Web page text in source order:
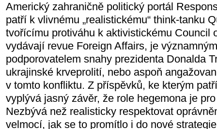
Americký zahraničně politický portál
patří k vlivnému „realistickému“ think-tanku
tvořícímu protiváhu k aktivistickému Council
vydávají revue Foreign Affairs, je
podporovatelem snahy prezidenta Donalda
ukrajinské krveprolití, nebo aspoň
v tomto konfliktu. Z příspěvků, ke kterým
vyplývá jasný závěr, že role hegemona je
Nezbývá než realisticky respektovat
velmocí, jak se to promítlo i do nové